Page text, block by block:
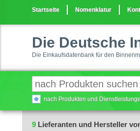
Startseite Nomenklatur
Die Deutsche
Die Einkaufsdatenbank für den
nach Produkten und
9 Lieferanten und Hersteller